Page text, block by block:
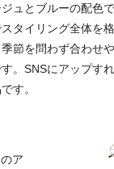
ュとブルーの配色
タイリング全体を
節を問わず合わせ
。SNSにアップす
す。
ア